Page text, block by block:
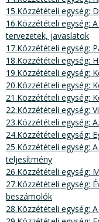
15.Közzétételi egység:
16.Közzétételi egység:
tervezetek, javaslatok
17.Közzétételi egység:
18.Közzétételi egység:
19.Közzétételi egység:
20.Közzétételi egység:
21.Közzétételi egység:
22.Közzétételi egység:
23.Közzétételi egység:
24.Közzétételi egység:
25.Közzétételi egység:
teljesítmény
26.Közzétételi egység:
27.Közzétételi egység:
beszámolók
28.Közzétételi egység: